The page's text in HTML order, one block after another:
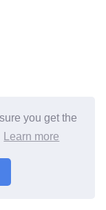
you get the
Learn more